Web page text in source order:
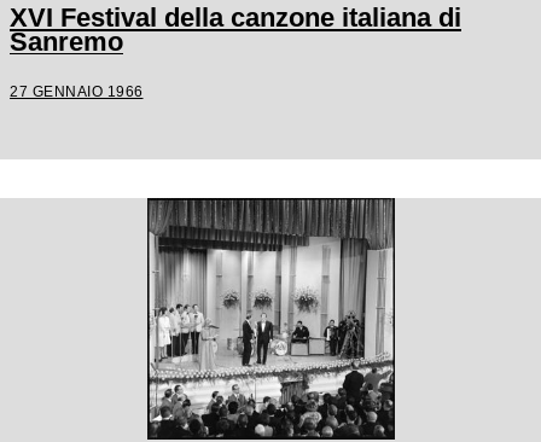
XVI Festival della canzone italiana di
Sanremo
27 GENNAIO 1966